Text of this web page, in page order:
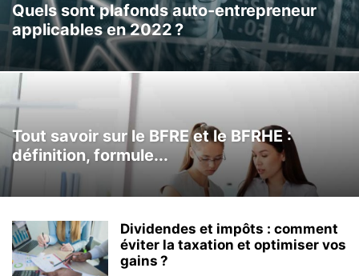
Quels sont plafonds auto-entrepreneur
applicables en 2022 ?
Tout savoir sur le BFRE et le BFRHE :
définition, formule...
Dividendes et impôts : comment
éviter la taxation et optimiser vos
gains ?